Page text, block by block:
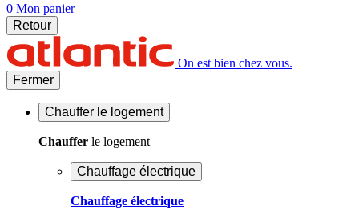
0 Mon panier
Retour
On est bien chez vous.
Fermer
Chauffer le logement
Chauffer le logement
Chauffage électrique
Chauffage électrique